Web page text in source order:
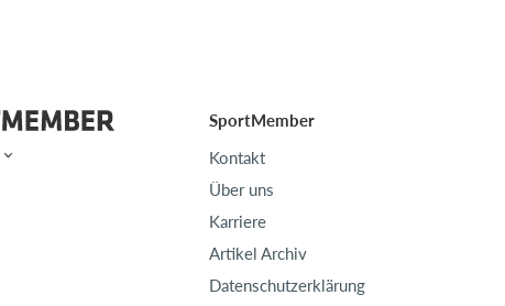
SportMember
Kontakt
Über uns
Karriere
Artikel Archiv
Datenschutzerklärung